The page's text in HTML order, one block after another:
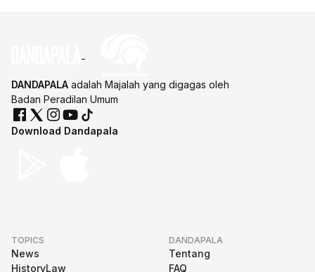
DANDAPALA adalah Majalah yang digagas oleh
Badan Peradilan Umum
Download Dandapala
TOPICS
News
HistoryLaw
DANDAPALA
Tentang
FAQ